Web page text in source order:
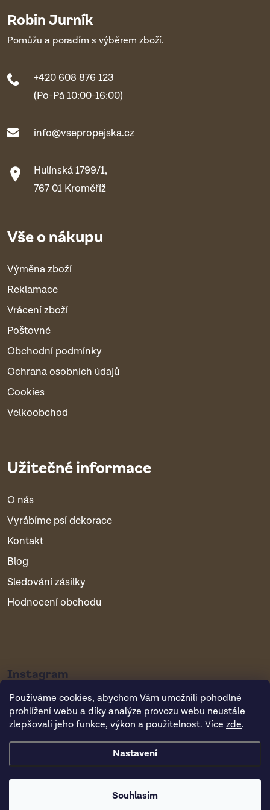
Používáme cookies, abychom Vám umožnili pohodlné
prohlížení webu a díky analýze provozu webu neustále
zlepšovali jeho funkce, výkon a použitelnost. Více zde.
Nastavení
Souhlasím
Robin Jurník
Pomůžu a poradím s výběrem zboží.
+420 608 876 123
(Po-Pá 10:00-16:00)
info@vsepropejska.cz
Hulínská 1799/1,
767 01 Kroměříž
Vše o nákupu
Výměna zboží
Reklamace
Vrácení zboží
Poštovné
Obchodní podmínky
Ochrana osobních údajů
Cookies
Velkoobchod
Užitečné informace
O nás
Vyrábíme psí dekorace
Kontakt
Blog
Sledování zásilky
Hodnocení obchodu
Instagram
Copyright 2026Vsepropejska.cz. Všechna práva vyhrazena.